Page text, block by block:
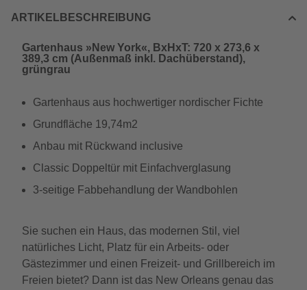
ARTIKELBESCHREIBUNG
Gartenhaus »New York«, BxHxT: 720 x 273,6 x
389,3 cm (Außenmaß inkl. Dachüberstand),
grüngrau
Gartenhaus aus hochwertiger nordischer Fichte
Grundfläche 19,74m2
Anbau mit Rückwand inclusive
Classic Doppeltür mit Einfachverglasung
3-seitige Fabbehandlung der Wandbohlen
Sie suchen ein Haus, das modernen Stil, viel
natürliches Licht, Platz für ein Arbeits- oder
Gästezimmer und einen Freizeit- und Grillbereich im
Freien bietet? Dann ist das New Orleans genau das